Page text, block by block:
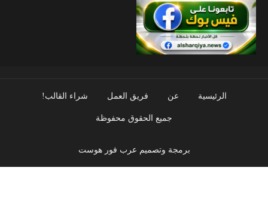
الرئيسية عن فريق العمل شراء القالب!
جميع الحقوق محفوظة
برمجة وتصميم عرب فور هوست